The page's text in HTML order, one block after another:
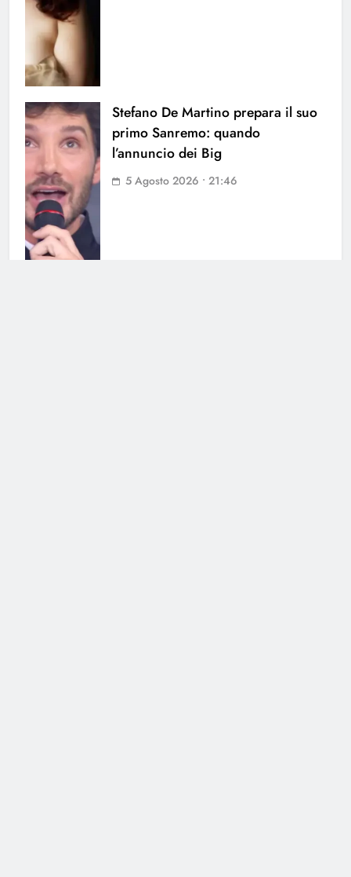
Stefano De Martino prepara il suo
primo Sanremo: quando
l’annuncio dei Big
5 Agosto 2026 • 21:46